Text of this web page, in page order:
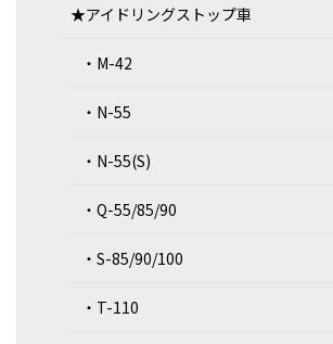
★アイドリングストップ車
・M-42
・N-55
・N-55(S)
・Q-55/85/90
・S-85/90/100
・T-110